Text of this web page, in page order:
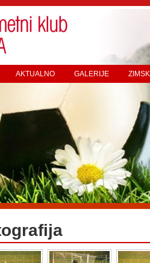
AKTUALNO GALERIJE